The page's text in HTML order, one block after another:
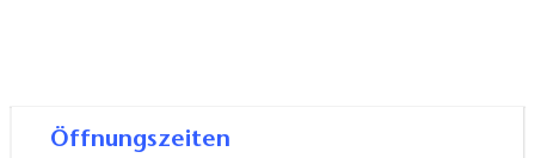
Öffnungszeiten